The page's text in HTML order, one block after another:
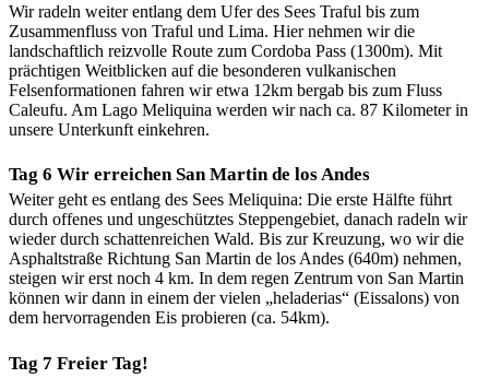
Wir radeln weiter entlang dem Ufer des Sees Traful bis zum
Zusammenfluss von Traful und Lima. Hier nehmen wir die
landschaftlich reizvolle Route zum Cordoba Pass (1300m). Mit
prächtigen Weitblicken auf die besonderen vulkanischen
Felsenformationen fahren wir etwa 12km bergab bis zum Fluss
Caleufu. Am Lago Meliquina werden wir nach ca. 87 Kilometer in
unsere Unterkunft einkehren.
Tag 6 Wir erreichen San Martin de los Andes
Weiter geht es entlang des Sees Meliquina: Die erste Hälfte führt
durch offenes und ungeschütztes Steppengebiet, danach radeln wir
wieder durch schattenreichen Wald. Bis zur Kreuzung, wo wir die
Asphaltstraße Richtung San Martin de los Andes (640m) nehmen,
steigen wir erst noch 4 km. In dem regen Zentrum von San Martin
können wir dann in einem der vielen „heladerias“ (Eissalons) von
dem hervorragenden Eis probieren (ca. 54km).
Tag 7 Freier Tag!